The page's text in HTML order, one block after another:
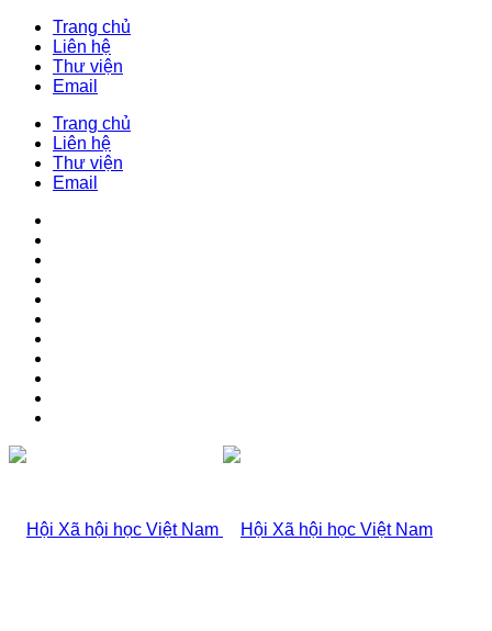
Trang chủ
Liên hệ
Thư viện
Email
Trang chủ
Liên hệ
Thư viện
Email